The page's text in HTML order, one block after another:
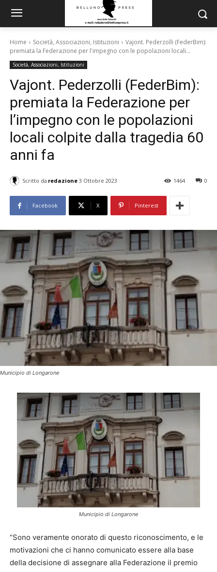
Home Società, Associazioni, Istituzioni
Vajont. Pederzolli (FederBim):
premiata la Federazione per l'impegno con le popolazioni locali...
Società, Associazioni, Istituzioni
Vajont. Pederzolli (FederBim):
premiata la Federazione per
l’impegno con le popolazioni
locali colpite dalla tragedia 60
anni fa
Scritto da redazione 3 Ottobre 2023 0
1464
Facebook X Pinterest
Municipio di Longarone
Municipio di Longarone
“Sono veramente onorato di questo riconoscimento, e le
motivazioni che ci hanno comunicato essere alla base
della decisione di assegnare alla Federazione il premio